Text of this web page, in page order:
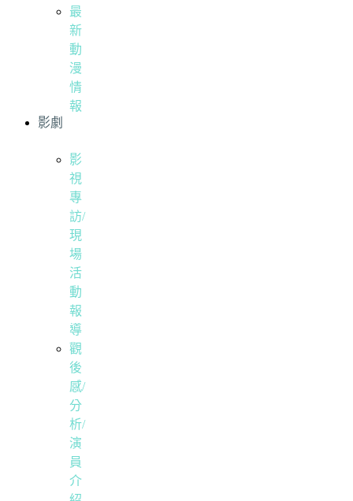
最
新
動
漫
情
報
影劇
影
視
專
訪/
現
場
活
動
報
導
觀
後
感/
分
析/
演
員
介